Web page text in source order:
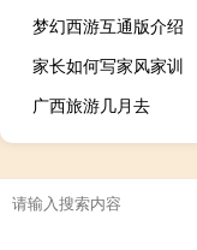
梦幻西游互通版介绍
家长如何写家风家训
广西旅游几月去